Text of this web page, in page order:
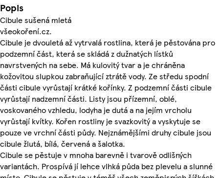
Popis
Cibule sušená mletá
všeokoření.cz.
Cibule je dvouletá až vytrvalá rostlina, která je pěstována pro
podzemní část, která se skládá z dužnatých lístků
navrstvených na sebe. Má kulovitý tvar a je chráněna
kožovitou slupkou zabraňující ztrátě vody. Ze středu spodní
části cibule vyrůstají krátké kořínky. Z podzemní části cibule
vyrůstají nadzemní části. Listy jsou přízemní, oblé,
voskovaného vzhledu, lodyha je dutá a na jejím vrcholu
vyrůstají kvítky. Kořen rostliny je svazkovitý a vyskytuje se
pouze ve vrchní části půdy. Nejznámějšími druhy cibule jsou
cibule žlutá, bílá, červená a šalotka.
Cibule se pěstuje v mnoha barevně i tvarově odlišných
variantách. Prospívá jí lehce vlhká půda bez plevelu a slunné